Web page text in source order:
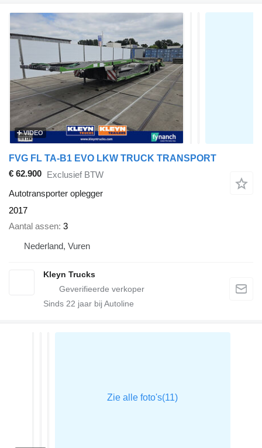
VIDEO
FVG FL TA-B1 EVO LKW TRUCK TRANSPORT
€ 62.900 Exclusief BTW
Autotransporter oplegger
2017
Aantal assen 3
Nederland, Vuren
Kleyn Trucks
Sinds 22 jaar bij Autoline